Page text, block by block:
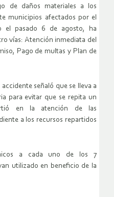
de daños materiales a los
municipios afectados por el
el pasado 6 de agosto, ha
vías: Atención inmediata del
Pago de multas y Plan de
señaló que se lleva a
para evitar que se repita un
en la atención de las
a los recursos repartidos
a cada uno de los 7
utilizado en beneficio de la